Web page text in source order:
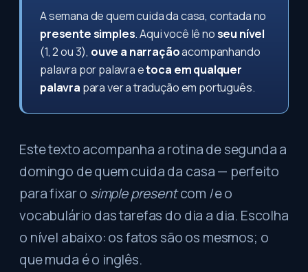
A semana de quem cuida da casa, contada no
presente simples. Aqui você lê noseu nível
(1, 2 ou 3), ouve a narraçãoacompanhando
palavra por palavra etoca em qualquer
palavra para ver a tradução em português.
Este texto acompanha a rotina de segunda a
domingo de quem cuida da casa — perfeito
para fixar o simple presentcom Ie o
vocabulário das tarefas do dia a dia. Escolha
o nível abaixo: os fatos são os mesmos; o
que muda é o inglês.